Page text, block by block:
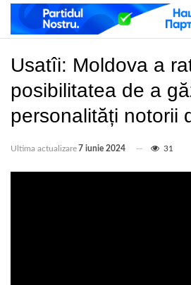
Usatîi: Moldova a
posibilitatea de a
personalități notorii
Ultima actualizare 7 iunie 2024 31